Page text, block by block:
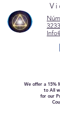
3233
We offer a 15%
to All
for our